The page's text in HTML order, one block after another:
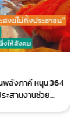
ลังภาคี หนุน 364
ะสานงานช่วย